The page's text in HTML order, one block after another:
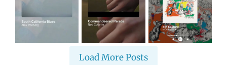
Load More Posts